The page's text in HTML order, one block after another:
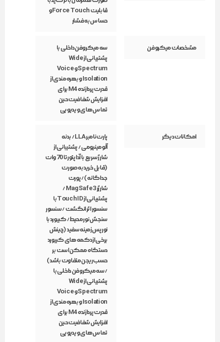
قابلیت Force Touch و
حساس به فشار
مشخصات میکروفن
سه میکروفن داخلی با
پشتیبانی از Wide
Spectrum و Voice
Isolation و بهره‌مندی از
قدرت پردازنده M4 برای
افزایش شفافیت حین
تماس‌های ویدیویی
امکانات دیگر
پارت نامبر LLA / بدنه
آلومینیومی / پشتیبانی از
شارژ سریع با آداپتور تا 70 وات
(قابل خرید به صورت
جداگانه) / پورت
شارژر MagSafe 3 /
پشتیبانی از Touch ID با
سنسور اثر انگشت / سنسور
سنجش نور محیط / کیبورد با
نور پس‌زمینه سفید (چینش
برخی از دکمه‌های کیبورد
دستگاه ممکن است بر
حسب ریجن متفاوت باشد)
/ سه میکروفن داخلی با
پشتیبانی از Wide
Spectrum و Voice
Isolation و بهره‌مندی از
قدرت پردازنده M4 برای
افزایش شفافیت حین
تماس‌های ویدیویی